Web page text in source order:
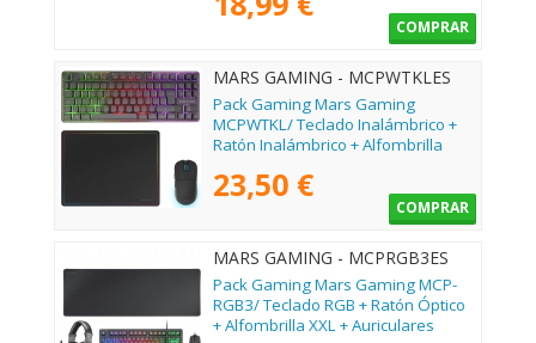
COMPRAR
MARS GAMING - MCPWTKLES
Pack Gaming Mars Gaming
MCPWTKL/ Teclado Inalámbrico +
Ratón Inalámbrico + Alfombrilla
23,50 €
COMPRAR
MARS GAMING - MCPRGB3ES
Pack Gaming Mars Gaming MCP-
RGB3/ Teclado RGB + Ratón Óptico
+ Alfombrilla XXL + Auriculares